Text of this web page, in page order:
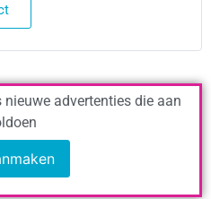
advertenties die aan